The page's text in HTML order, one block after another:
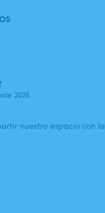
2025
nuestro espacio con